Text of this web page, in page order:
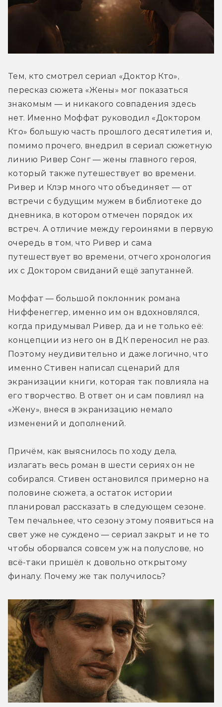
Тем, кто смотрел сериал «Доктор Кто»,
пересказ сюжета «Жены» мог показаться
знакомым — и никакого совпадения здесь
нет. Именно Моффат руководил «Доктором
Кто» большую часть прошлого десятилетия и,
помимо прочего, внедрил в сериал сюжетную
линию Ривер Сонг — жены главного героя,
который также путешествует во времени.
Ривер и Клэр много что объединяет — от
встречи с будущим мужем в библиотеке до
дневника, в котором отмечен порядок их
встреч. А отличие между героинями в первую
очередь в том, что Ривер и сама
путешествует во времени, отчего хронология
их с Доктором свиданий ещё запутанней.
Моффат — большой поклонник романа
Ниффенеггер, именно им он вдохновлялся,
когда придумывал Ривер, да и не только её:
концепции из него он в ДК переносил не раз.
Поэтому неудивительно и даже логично, что
именно Стивен написал сценарий для
экранизации книги, которая так повлияла на
его творчество. В ответ он и сам повлиял на
«Жену», внеся в экранизацию немало
изменений и дополнений.
Причём, как выяснилось по ходу дела,
излагать весь роман в шести сериях он не
собирался. Стивен остановился примерно на
половине сюжета, а остаток истории
планировал рассказать в следующем сезоне.
Тем печальнее, что сезону этому появиться на
свет уже не суждено — сериал закрыт и не то
чтобы оборвался совсем уж на полуслове, но
всё-таки пришёл к довольно открытому
финалу. Почему же так получилось?